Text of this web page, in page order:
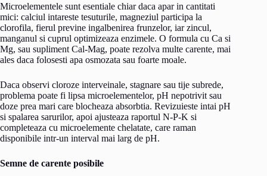
Microelementele sunt esentiale chiar daca apar in cantitati
mici: calciul intareste tesuturile, magneziul participa la
clorofila, fierul previne ingalbenirea frunzelor, iar zincul,
manganul si cuprul optimizeaza enzimele. O formula cu Ca si
Mg, sau supliment Cal-Mag, poate rezolva multe carente, mai
ales daca folosesti apa osmozata sau foarte moale.
Daca observi cloroze interveinale, stagnare sau tije subrede,
problema poate fi lipsa microelementelor, pH nepotrivit sau
doze prea mari care blocheaza absorbtia. Revizuieste intai pH
si spalarea sarurilor, apoi ajusteaza raportul N-P-K si
completeaza cu microelemente chelatate, care raman
disponibile intr-un interval mai larg de pH.
Semne de carente posibile